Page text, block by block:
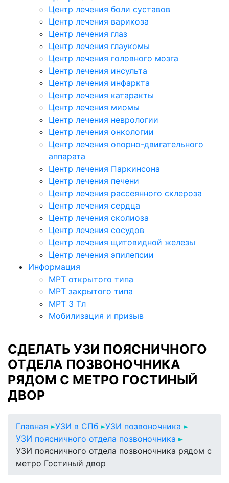
Центр лечения боли суставов
Центр лечения варикоза
Центр лечения глаз
Центр лечения глаукомы
Центр лечения головного мозга
Центр лечения инсульта
Центр лечения инфаркта
Центр лечения катаракты
Центр лечения миомы
Центр лечения неврологии
Центр лечения онкологии
Центр лечения опорно-двигательного
аппарата
Центр лечения Паркинсона
Центр лечения печени
Центр лечения рассеянного склероза
Центр лечения сердца
Центр лечения сколиоза
Центр лечения сосудов
Центр лечения щитовидной железы
Центр лечения эпилепсии
Информация
МРТ открытого типа
МРТ закрытого типа
МРТ 3 Тл
Мобилизация и призыв
СДЕЛАТЬ УЗИ ПОЯСНИЧНОГО
ОТДЕЛА ПОЗВОНОЧНИКА
РЯДОМ С МЕТРО ГОСТИНЫЙ
ДВОР
Главная УЗИ в СПб
УЗИ позвоночника
УЗИ поясничного отдела позвоночника
УЗИ поясничного отдела позвоночника рядом с
метро Гостиный двор